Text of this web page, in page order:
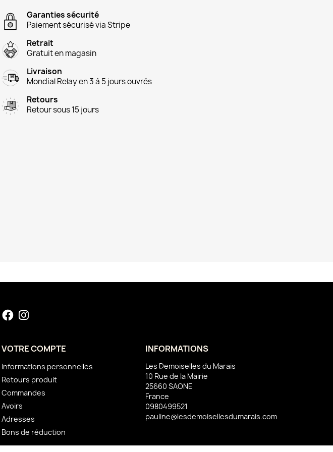
Garanties sécurité
Paiement sécurisé via Stripe
Retrait
Gratuit en magasin
Livraison
Mondial Relay en 3 à 5 jours ouvrés
Retours
Retour sous 15 jours
VOTRE COMPTE
Informations personnelles
Retours produit
Commandes
Avoirs
Adresses
Bons de réduction
INFORMATIONS
Les Demoiselles du Marais
10 Rue de la Mairie
25660 SAONE
France
0980499521
pauline@lesdemoisellesdumarais.com